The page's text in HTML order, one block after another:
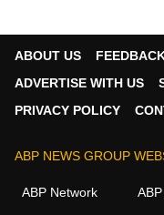
Written By :ABP Desam
23 ఏళ్ల యంగ్ స్పిన్నర్
ABOUT US
ADVERTISE WITH US
PRIVACY POLICY
ABP NEWS GROUP
ABP Network